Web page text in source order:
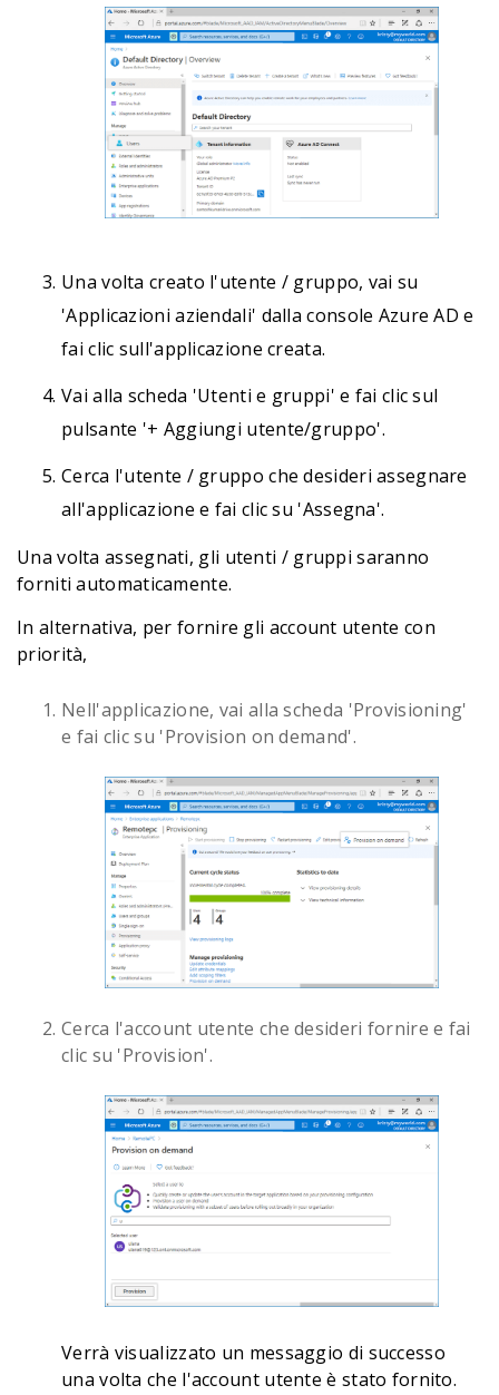
Una volta creato l'utente / gruppo, vai su
'Applicazioni aziendali' dalla console Azure AD e
fai clic sull'applicazione creata.
Vai alla scheda 'Utenti e gruppi' e fai clic sul
pulsante '+ Aggiungi utente/gruppo'.
Cerca l'utente / gruppo che desideri assegnare
all'applicazione e fai clic su 'Assegna'.
Una volta assegnati, gli utenti / gruppi saranno
forniti automaticamente.
In alternativa, per fornire gli account utente con
priorità,
Nell'applicazione, vai alla scheda 'Provisioning'
e fai clic su 'Provision on demand'.
Cerca l'account utente che desideri fornire e fai
clic su 'Provision'.
Verrà visualizzato un messaggio di successo
una volta che l'account utente è stato fornito.